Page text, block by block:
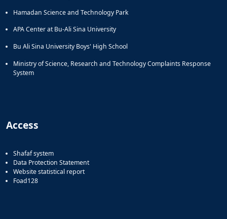
Hamadan Science and Technology Park
APA Center at Bu-Ali Sina University
Bu Ali Sina University Boys' High School
Ministry of Science, Research and Technology Complaints Response
System
Access
Shafaf system
Data Protection Statement
Website statistical report
Foad128